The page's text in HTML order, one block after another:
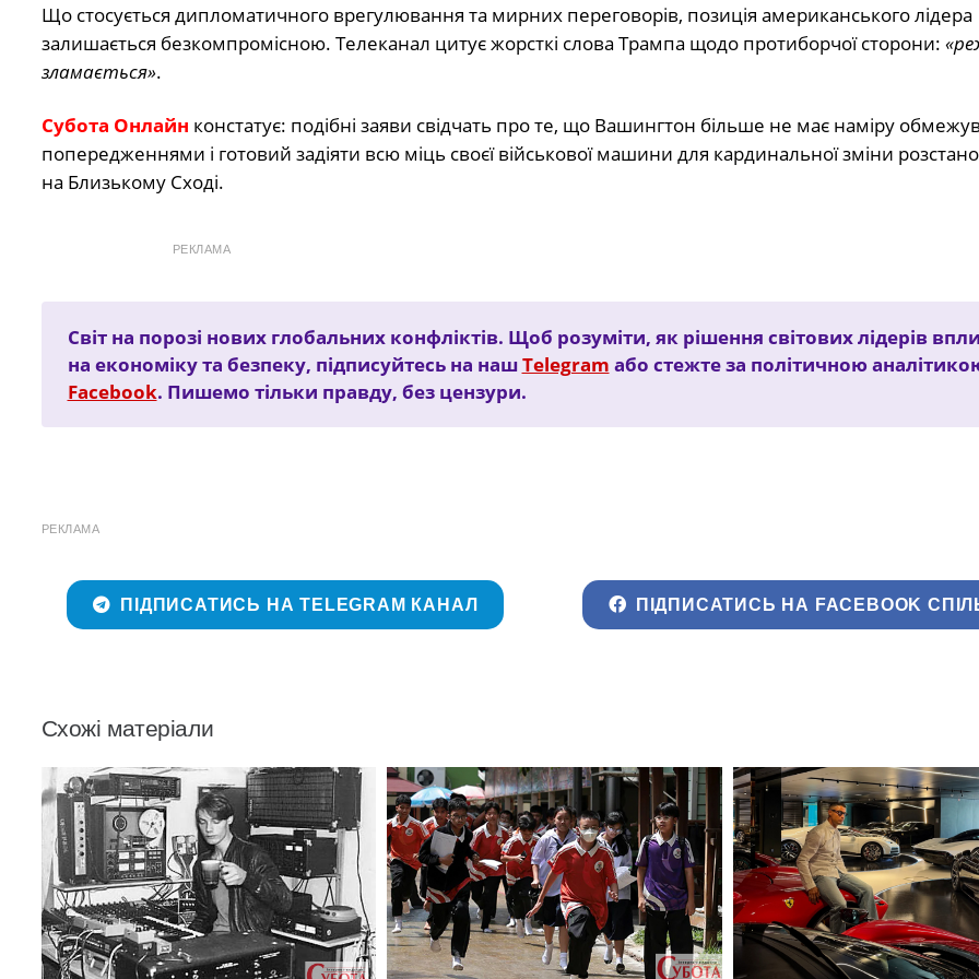
Що стосується дипломатичного врегулювання та мирних переговорів, позиція американського лідера
залишається безкомпромісною. Телеканал цитує жорсткі слова Трампа щодо протиборчої сторони:
зламається».
Субота Онлайн констатує: подібні заяви свідчать про те, що Вашингтон більше не має наміру
попередженнями і готовий задіяти всю міць своєї військової машини для кардинальної зміни
на Близькому Сході.
РЕКЛАМА
Світ на порозі нових глобальних конфліктів. Щоб розуміти, як рішення світових лідерів
на економіку та безпеку, підписуйтесь на нашTelegram або стежте за політичною
Facebook. Пишемо тільки правду, без цензури.
РЕКЛАМА
ПІДПИСАТИСЬ НА TELEGRAM КАНАЛ ПІДПИСАТИСЬ НА FACEBOOK
Схожі матеріали